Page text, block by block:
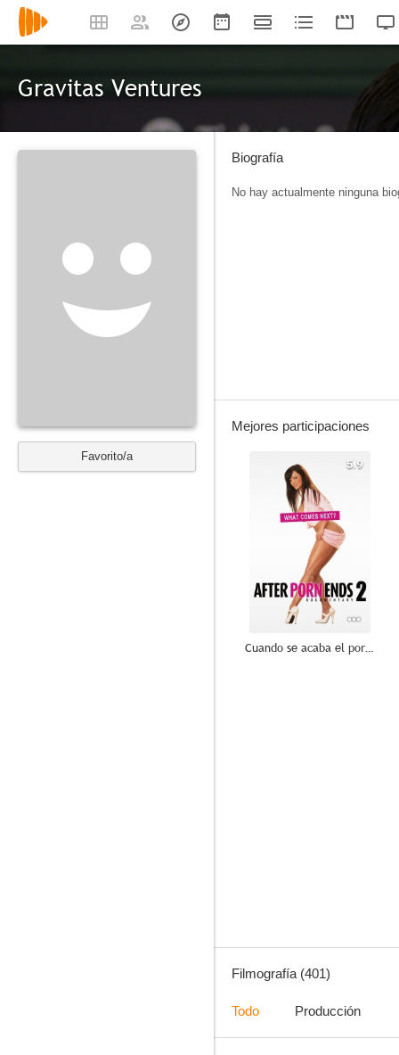
Gravitas Ventures
Favorito/a
Biografía
No hay actualmente ninguna
Mejores participaciones
5.9
Cuando se acaba el porno 2
Filmografía (401)
Todo Producción